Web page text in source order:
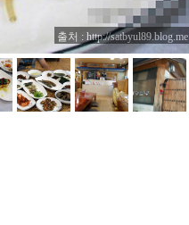
출처 : http://satbyul89.blog.me